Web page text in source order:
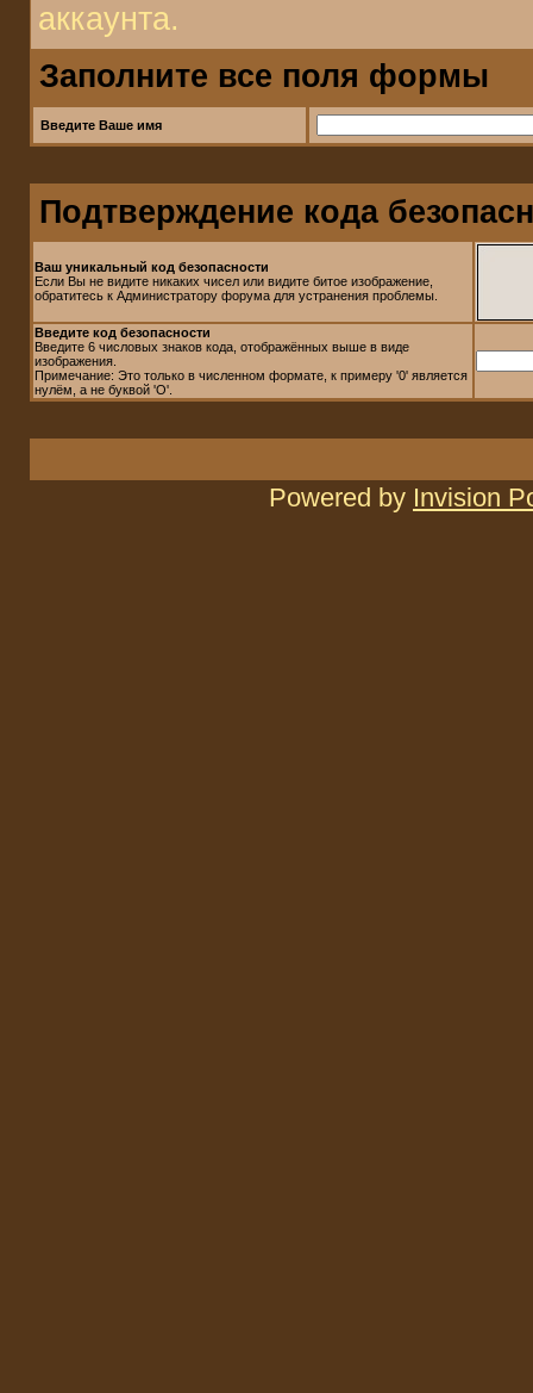
аккаунта.
Заполните все поля формы
Введите Ваше имя
Подтверждение кода
Ваш уникальный код безопасности
Если Вы не видите никаких чисел или видите битое изображение,
обратитесь к Администратору форума для устранения проблемы.
Введите код безопасности
Введите 6 числовых знаков кода, отображённых выше в виде
изображения.
Примечание: Это только в численном формате, к примеру '0' является
нулём, а не буквой 'O'.
Powered by Invision